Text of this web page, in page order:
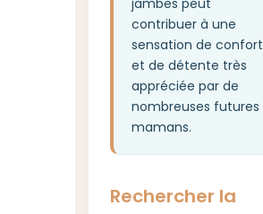
contribuer à une
sensation de confort
et de détente très
appréciée par de
nombreuses futures
mamans.
Rechercher la